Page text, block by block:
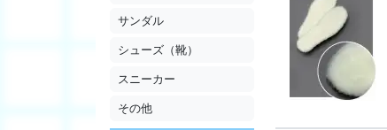
サンダル
シューズ（靴）
スニーカー
その他